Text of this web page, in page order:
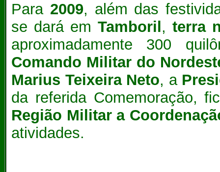
Para 2009, além das
se dará em Tamboril , terra
aproximadamente 300
Comando Militar do
Marius Teixeira Neto, a
da referida Comemoração,
Região Militar a
atividades.